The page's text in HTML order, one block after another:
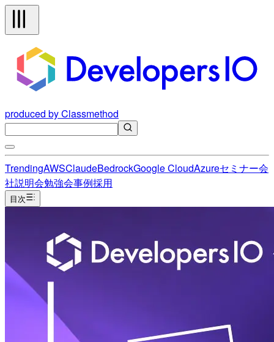
produced by Classmethod
TrendingAWSClaudeBedrockGoogle CloudAzureセミナー会
社説明会勉強会事例採用
目次